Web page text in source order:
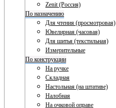
Zenit (Россия)
По назначению
Для чтения (просмотровая)
Ювелирная (часовая)
Для шитья (текстильная)
Измерительные
По конструкции
На ручке
Складная
Настольная (на штативе)
Налобная
На очковой оправе